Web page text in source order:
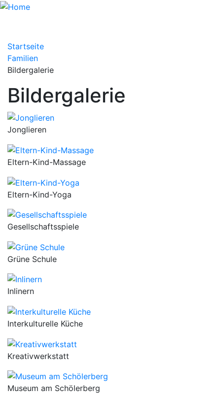
Startseite
Familien
Bildergalerie
Bildergalerie
Jonglieren
Eltern-Kind-Massage
Eltern-Kind-Yoga
Gesellschaftsspiele
Grüne Schule
Inlinern
Interkulturelle Küche
Kreativwerkstatt
Museum am Schölerberg